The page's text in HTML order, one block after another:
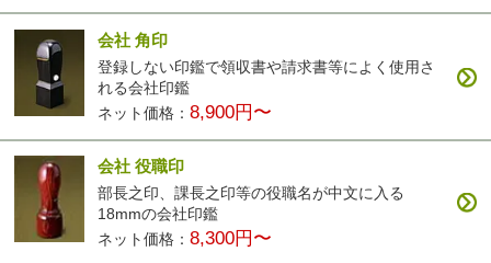
会社 角印
登録しない印鑑で領収書や請求書等によく使用さ
れる会社印鑑
ネット価格：8,900円〜
会社 役職印
部長之印、課長之印等の役職名が中文に入る
18mmの会社印鑑
ネット価格：8,300円〜